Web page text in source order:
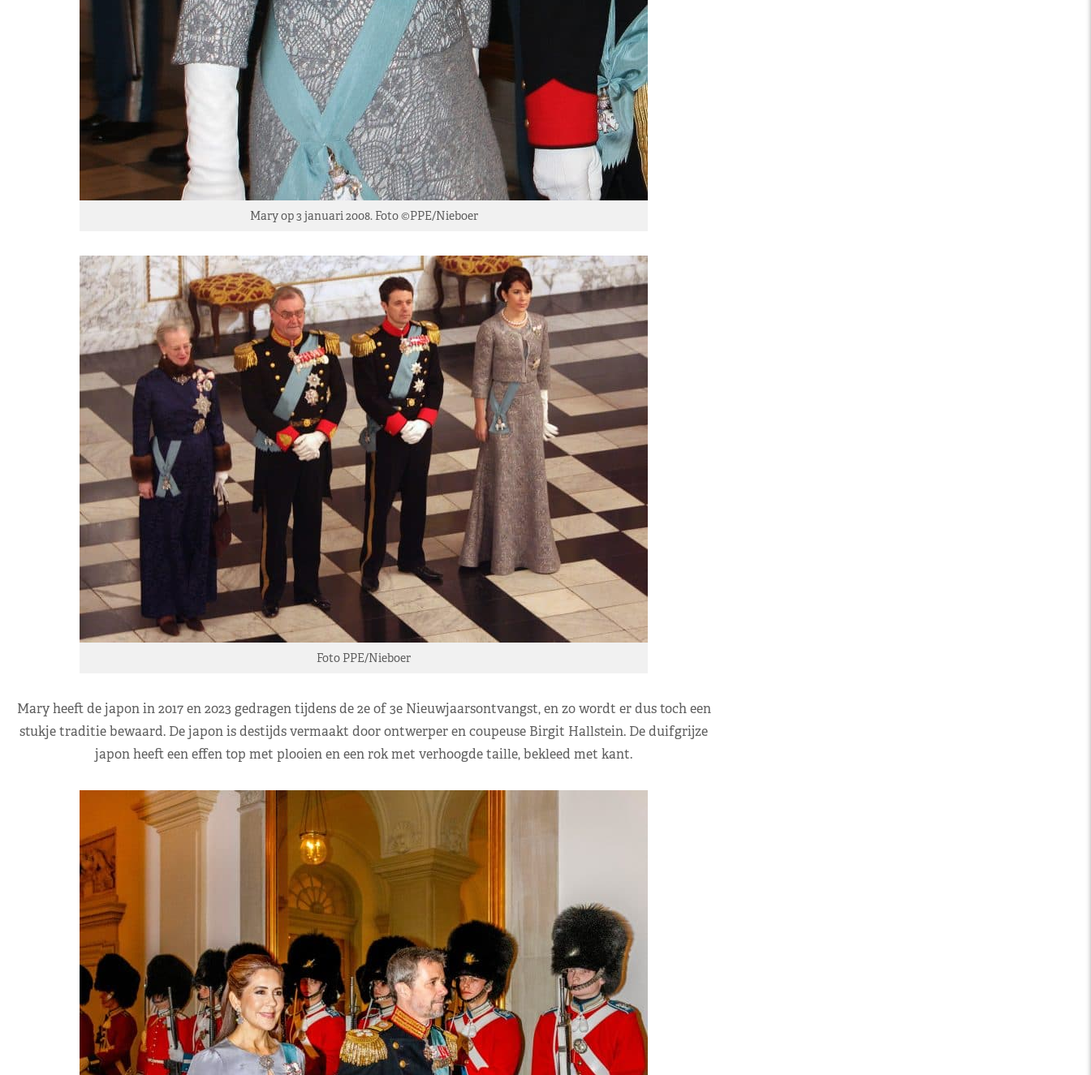
Mary op 3 januari 2008. Foto ©PPE/Nieboer
Foto PPE/Nieboer
Mary heeft de japon in 2017 en 2023 gedragen tijdens de 2e of 3e Nieuwjaarsontvangst, en zo wordt er dus toch een
stukje traditie bewaard. De japon is destijds vermaakt door ontwerper en coupeuse Birgit Hallstein. De duifgrijze
japon heeft een effen top met plooien en een rok met verhoogde taille, bekleed met kant.